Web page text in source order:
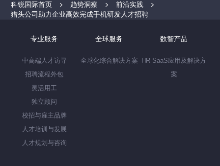
科锐国际首页 趋势洞察
前沿实践
猎头公司助力企业高效完成手机研发人才招聘
专业服务
中高端人才访寻
招聘流程外包
灵活用工
独立顾问
校招与雇主品牌
人才培训与发展
人才规划与咨询
全球服务
全球化综合解决方案
数智产品
HR SaaS应用及解决方
案